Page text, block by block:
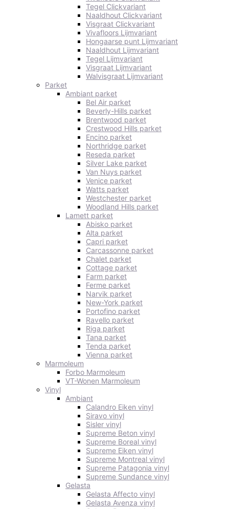
Tegel Clickvariant
Naaldhout Clickvariant
Visgraat Clickvariant
Vivafloors Lijmvariant
Hongaarse punt Lijmvariant
Naaldhout Lijmvariant
Tegel Lijmvariant
Visgraat Lijmvariant
Walvisgraat Lijmvariant
Parket
Ambiant parket
Bel Air parket
Beverly-Hills parket
Brentwood parket
Crestwood Hills parket
Encino parket
Northridge parket
Reseda parket
Silver Lake parket
Van Nuys parket
Venice parket
Watts parket
Westchester parket
Woodland Hills parket
Lamett parket
Abisko parket
Alta parket
Capri parket
Carcassonne parket
Chalet parket
Cottage parket
Farm parket
Ferme parket
Narvik parket
New-York parket
Portofino parket
Ravello parket
Riga parket
Tana parket
Tenda parket
Vienna parket
Marmoleum
Forbo Marmoleum
VT-Wonen Marmoleum
Vinyl
Ambiant
Calandro Eiken vinyl
Siravo vinyl
Sisler vinyl
Supreme Beton vinyl
Supreme Boreal vinyl
Supreme Eiken vinyl
Supreme Montreal vinyl
Supreme Patagonia vinyl
Supreme Sundance vinyl
Gelasta
Gelasta Affecto vinyl
Gelasta Avenza vinyl